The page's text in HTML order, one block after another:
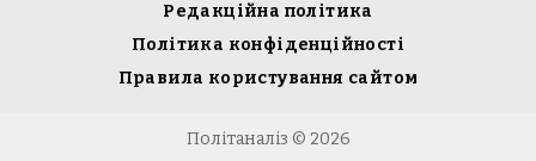
Редакційна політика
Політика конфіденційності
Правила користування сайтом
Політаналіз © 2026